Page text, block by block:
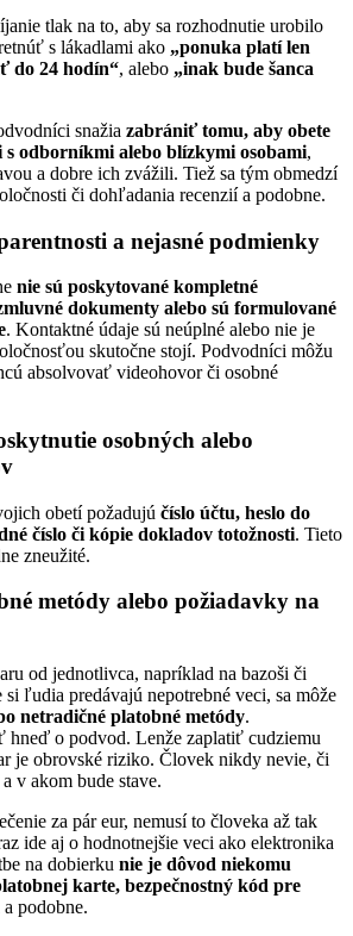
tlak na to, aby sa rozhodnutie urobilo
s lákadlami ako „ponuka platí len
do 24 hodín“, alebo „inak bude šanca
snažia zabrániť tomu, aby obete
odborníkmi alebo blízkymi osobami,
a dobre ich zvážili. Tiež sa tým obmedzí
či dohľadania recenzií a podobne.
a nejasné podmienky
nie sú poskytované kompletné
dokumenty alebo sú formulované
. Kontaktné údaje sú neúplné alebo nie je
skutočne stojí. Podvodníci môžu
absolvovať videohovor či osobné
osobných alebo
obetí požadujú číslo účtu, heslo do
číslo či kópie dokladov totožnosti. Tieto
zneužité.
metódy alebo požiadavky na
od jednotlivca, napríklad na bazoši či
ľudia predávajú nepotrebné veci, sa môže
netradičné platobné metódy.
hneď o podvod. Lenže zaplatiť cudziemu
je obrovské riziko. Človek nikdy nevie, či
v akom bude stave.
za pár eur, nemusí to človeka až tak
ide aj o hodnotnejšie veci ako elektronika
na dobierku nie je dôvod niekomu
karte, bezpečnostný kód pre
a podobne.